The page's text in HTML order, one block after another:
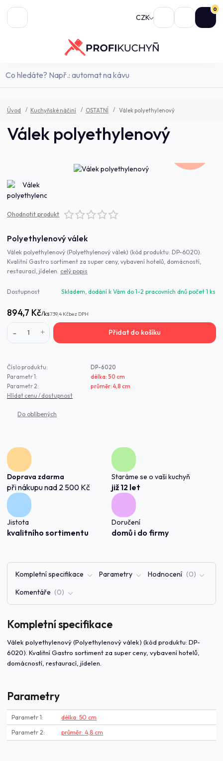
CZK
0
Úvod Kuchyňské náčiní OSTATNÍ Válek polyethylenový
Válek polyethylenový
Ohodnotit produkt
Polyethylenový válek
Válek polyethylenový (Polyethylenový válek) (kód produktu: DP-6020).
Kvalitní Gastro sortiment za super ceny, vybavení hotelů, domácností,
restaurací, jídelen. celý popis
Dostupnost Skladem, dodání k Vám do 1-2 pracovních dnů počet 1 ks
894,7 Kč/ks739,4 Kčbez DPH
Přidat do košíku
Číslo produktu:
DP-6020
Parametr 1:
délka: 50 cm
Parametr 2:
průměr: 4,8 cm
Hlídat cenu / dostupnost
Doprava zdarma
při nákupu nad 2 500 Kč
Staráme se o vaši kuchyň
již 12 let
Jistota
kvalitního sortimentu
Doručení
domů i do firmy
Kompletní specifikace Parametry Hodnocení 0
Komentáře 0
Kompletní specifikace
Válek polyethylenový (Polyethylenový válek) (kód produktu: DP-
6020). Kvalitní Gastro sortiment za super ceny, vybavení hotelů,
domácností, restaurací, jídelen.
Parametry
Parametr 1 délka: 50 cm
Parametr 2 průměr: 4,8 cm